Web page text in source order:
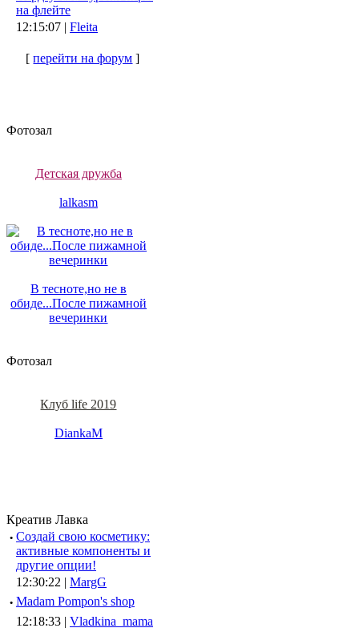
на флейте
12:15:07 | Fleita
[перейти на форум ]
Фотозал
Детская дружба
lalkasm
В тесноте,но не в
обиде...После пижамной
вечеринки
Фотозал
Клуб life 2019
DiankaM
Креатив Лавка
· Создай свою косметику:
активные компоненты и
другие опции!
12:30:22 | MargG
· Madam Pompon's shop
12:18:33 | Vladkina_mama